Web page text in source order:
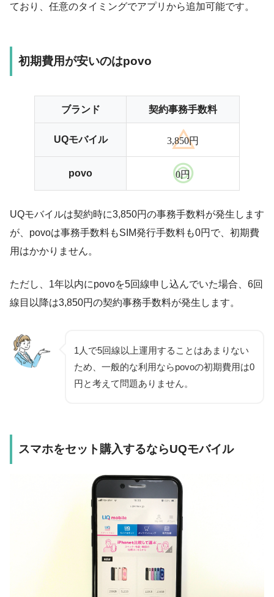
ており、任意のタイミングでアプリから追加可能です。
初期費用が安いのはpovo
ブランド 契約事務手数料
UQモバイル 3,850円
povo 0円
UQモバイルは契約時に3,850円の事務手数料が発生します
が、povoは事務手数料もSIM発行手数料も0円で、初期費
用はかかりません。
ただし、1年以内にpovoを5回線申し込んでいた場合、6回
線目以降は3,850円の契約事務手数料が発生します。
1人で5回線以上運用することはあまりない
ため、一般的な利用ならpovoの初期費用は0
円と考えて問題ありません。
スマホをセット購入するならUQモバイル